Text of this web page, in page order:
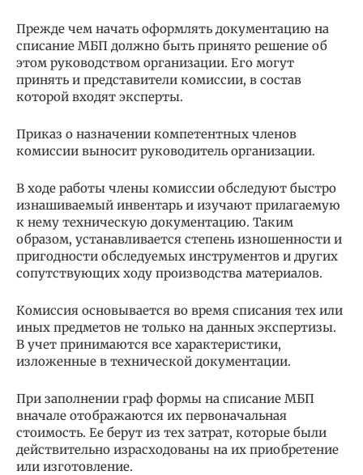
Прежде чем начать оформлять документацию на
списание МБП должно быть принято решение об
этом руководством организации. Его могут
принять и представители комиссии, в состав
которой входят эксперты.
Приказ о назначении компетентных членов
комиссии выносит руководитель организации.
В ходе работы члены комиссии обследуют быстро
изнашиваемый инвентарь и изучают прилагаемую
к нему техническую документацию. Таким
образом, устанавливается степень изношенности и
пригодности обследуемых инструментов и других
сопутствующих ходу производства материалов.
Комиссия основывается во время списания тех или
иных предметов не только на данных экспертизы.
В учет принимаются все характеристики,
изложенные в технической документации.
При заполнении граф формы на списание МБП
вначале отображаются их первоначальная
стоимость. Ее берут из тех затрат, которые были
действительно израсходованы на их приобретение
или изготовление.